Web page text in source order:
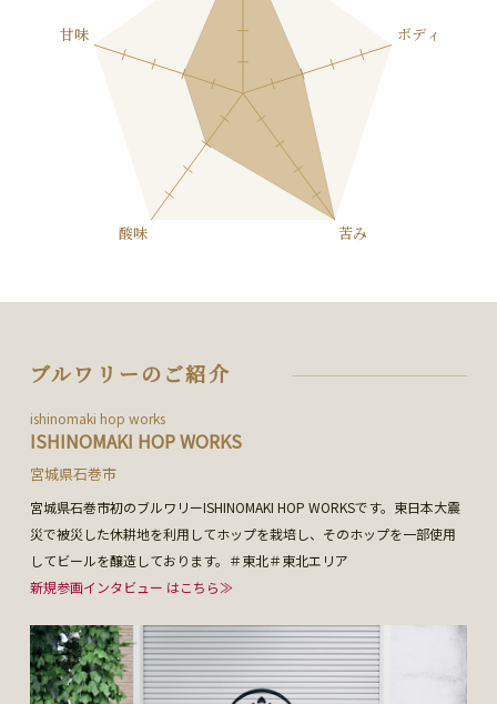
ブルワリーのご紹介
ishinomaki hop works
ISHINOMAKI HOP WORKS
宮城県石巻市
宮城県石巻市初のブルワリーISHINOMAKI HOP WORKSです。東日本大震
災で被災した休耕地を利用してホップを栽培し、そのホップを一部使用
してビールを醸造しております。＃東北＃東北エリア
新規参画インタビュー はこちら≫